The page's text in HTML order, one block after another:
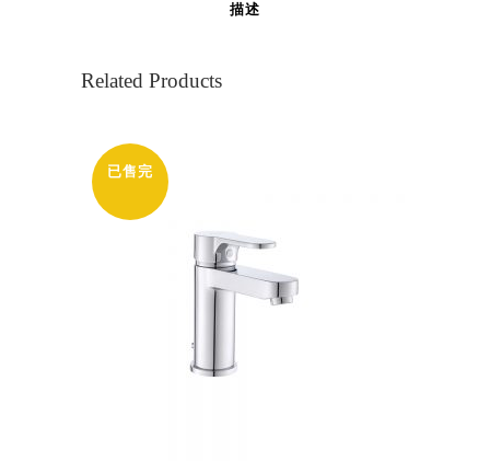
描述
Related Products
已售完